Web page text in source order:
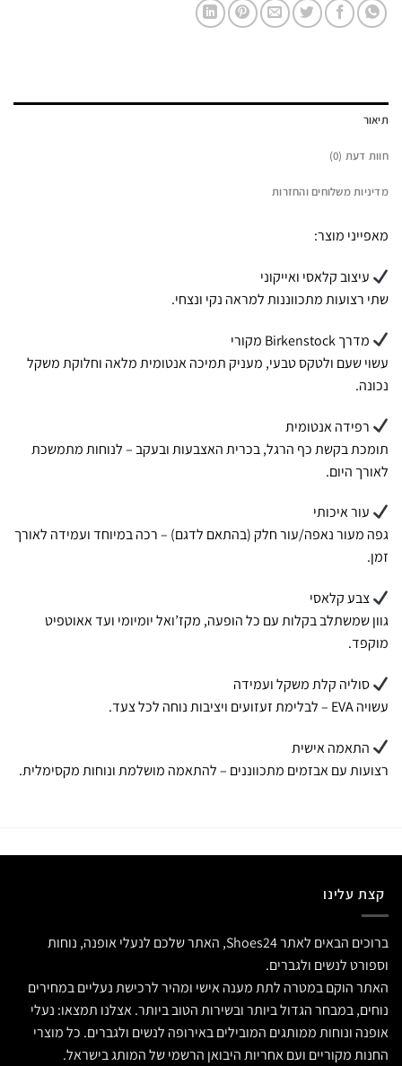
תיאור
חוות דעת (0)
מדיניות משלוחים והחזרות
מאפייני מוצר:
עיצוב קלאסי ואייקוני
שתי רצועות מתכווננות למראה נקי ונצחי.
מדרך Birkenstock מקורי
עשוי שעם ולטקס טבעי, מעניק תמיכה אנטומית מלאה וחלוקת משקל
נכונה.
רפידה אנטומית
תומכת בקשת כף הרגל, בכרית האצבעות ובעקב – לנוחות מתמשכת
לאורך היום.
עור איכותי
גפה מעור נאפה/עור חלק (בהתאם לדגם) – רכה במיוחד ועמידה לאורך
זמן.
צבע קלאסי
גוון שמשתלב בקלות עם כל הופעה, מקז’ואל יומיומי ועד אאוטפיט
מוקפד.
סוליה קלת משקל ועמידה
עשויה EVA – לבלימת זעזועים ויציבות נוחה לכל צעד.
התאמה אישית
רצועות עם אבזמים מתכווננים – להתאמה מושלמת ונוחות מקסימלית.
קצת עלינו
ברוכים הבאים לאתר Shoes24, האתר שלכם לנעלי אופנה, נוחות
וספורט לנשים ולגברים.
האתר הוקם במטרה לתת מענה אישי ומהיר לרכישת נעליים במחירים
נוחים, במבחר הגדול ביותר ובשירות הטוב ביותר. אצלנו תמצאו: נעלי
אופנה ונוחות ממותגים המובילים באירופה לנשים ולגברים. כל מוצרי
החנות מקוריים ועם אחריות היבואן הרשמי של המותג בישראל.